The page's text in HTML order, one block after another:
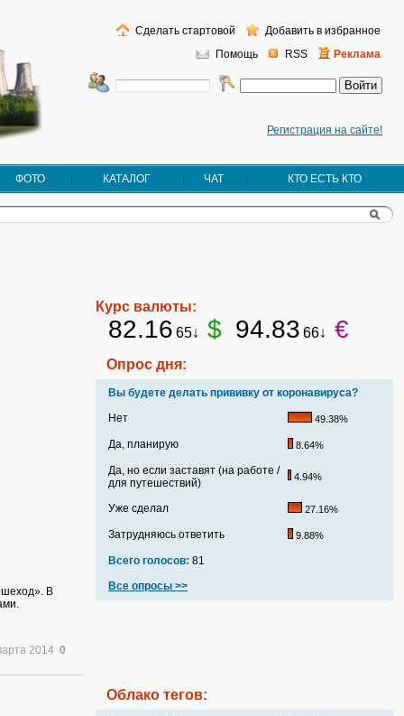
Регистрация на сайте!
Помощь RSS Реклама
Сделать стартовой Добавить в избранное
ФОТО КАТАЛОГ ЧАТ КТО ЕСТЬ КТО
В
2014 0
Курс валюты:
82.16 65↓ $ 94.83 66↓ €
Опрос дня:
Вы будете делать прививку от коронавируса?
Нет
49.38%
Да, планирую 8.64%
Да, но если заставят (на работе /
для путешествий)
4.94%
Уже сделал 27.16%
Затрудняюсь ответить 9.88%
Всего голосов: 81
Все опросы >>
Облако тегов: